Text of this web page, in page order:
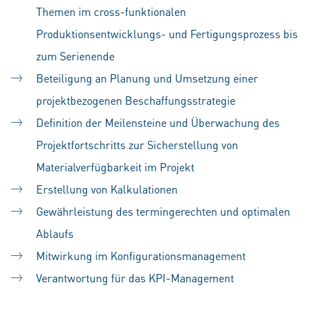
Themen im cross-funktionalen
Produktionsentwicklungs- und Fertigungsprozess bis
zum Serienende
Beteiligung an Planung und Umsetzung einer
projektbezogenen Beschaffungsstrategie
Definition der Meilensteine und Überwachung des
Projektfortschritts zur Sicherstellung von
Materialverfügbarkeit im Projekt
Erstellung von Kalkulationen
Gewährleistung des termingerechten und optimalen
Ablaufs
Mitwirkung im Konfigurationsmanagement
Verantwortung für das KPI-Management